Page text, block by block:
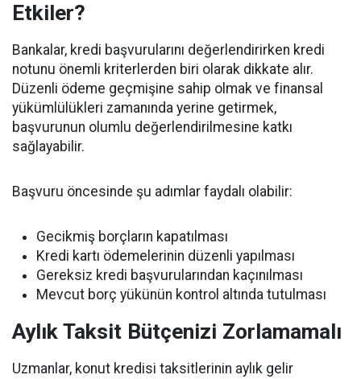
Etkiler?
Bankalar, kredi başvurularını değerlendirirken kredi
notunu önemli kriterlerden biri olarak dikkate alır.
Düzenli ödeme geçmişine sahip olmak ve finansal
yükümlülükleri zamanında yerine getirmek,
başvurunun olumlu değerlendirilmesine katkı
sağlayabilir.
Başvuru öncesinde şu adımlar faydalı olabilir:
Gecikmiş borçların kapatılması
Kredi kartı ödemelerinin düzenli yapılması
Gereksiz kredi başvurularından kaçınılması
Mevcut borç yükünün kontrol altında tutulması
Aylık Taksit Bütçenizi Zorlamamalı
Uzmanlar, konut kredisi taksitlerinin aylık gelir